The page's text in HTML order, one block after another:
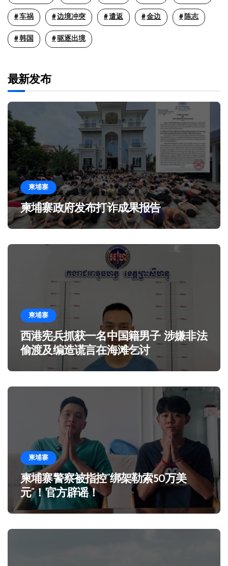
车祸 边境冲突 遣返 金边 陈志
韩国 驱逐出境
最新发布
柬埔寨
柬埔寨政府发布打诈成果报告
柬埔寨
西港宪兵抓获一名中国籍男子 涉嫌非法
偷渡及编造谎言在海滩乞讨
柬埔寨
柬埔寨警察被指控“绑架勒索50万美
元”！官方辟谣！